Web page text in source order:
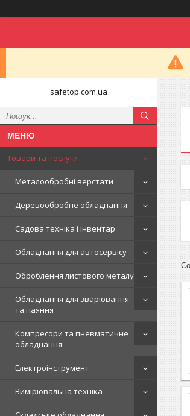
safetop.com.ua
Товари та послуги
Металообробні верстати
Деревообробне обладнання
Садова техніка і інвентар
Обладнання для автосервісу
Оброблення листового металу
Обладнання для зварювання
та паяння
Компресори та пневматичне
обладнання
Електроінструмент
Вимірювальна техніка